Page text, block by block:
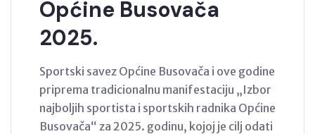
Općine Busovača
2025.
Sportski savez Općine Busovača i ove godine
priprema tradicionalnu manifestaciju „Izbor
najboljih sportista i sportskih radnika Općine
Busovača“ za 2025. godinu, kojoj je cilj odati